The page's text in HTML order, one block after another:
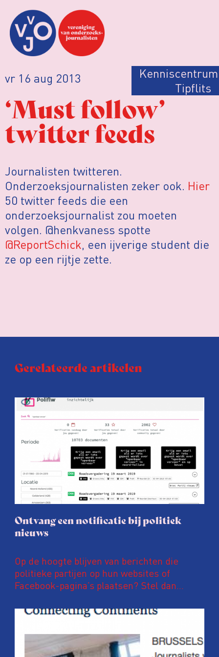
vr 16 aug 2013 Kenniscentrum
Tipflits
‘Must follow’
twitter feeds
Journalisten twitteren.
Onderzoeksjournalisten zeker ook. Hier
50 twitter feeds die een
onderzoeksjournalist zou moeten
volgen. @henkvaness spotte
@ReportSchick, een ijverige student die
ze op een rijtje zette.
Gerelateerde artikelen
Ontvang een notificatie bij politiek
nieuws
Op de hoogte blijven van berichten die
politieke partijen op hun websites of
Facebook-pagina’s plaatsen? Stel dan
zijn meer dan 600.000 nieuwsberichten van
meer dan 800 nationale, regionale en lokale
politieke partijen te vinden. Ben je
bijvoorbeeld geïnteresseerd in